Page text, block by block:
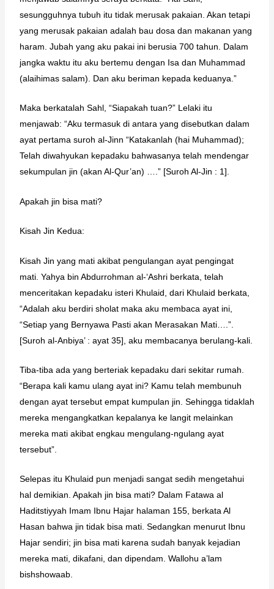
sesungguhnya tubuh itu tidak merusak pakaian. Akan tetapi
yang merusak pakaian adalah bau dosa dan makanan yang
haram. Jubah yang aku pakai ini berusia 700 tahun. Dalam
jangka waktu itu aku bertemu dengan Isa dan Muhammad
(alaihimas salam). Dan aku beriman kepada keduanya.”
Maka berkatalah Sahl, “Siapakah tuan?” Lelaki itu
menjawab: “Aku termasuk di antara yang disebutkan dalam
ayat pertama suroh al-Jinn “Katakanlah (hai Muhammad);
Telah diwahyukan kepadaku bahwasanya telah mendengar
sekumpulan jin (akan Al-Qur’an) ….” [Suroh Al-Jin : 1].
Apakah jin bisa mati?
Kisah Jin Kedua:
Kisah Jin yang mati akibat pengulangan ayat pengingat
mati. Yahya bin Abdurrohman al-‘Ashri berkata, telah
menceritakan kepadaku isteri Khulaid, dari Khulaid berkata,
“Adalah aku berdiri sholat maka aku membaca ayat ini,
“Setiap yang Bernyawa Pasti akan Merasakan Mati….”.
[Suroh al-Anbiya’ : ayat 35], aku membacanya berulang-kali.
Tiba-tiba ada yang berteriak kepadaku dari sekitar rumah.
“Berapa kali kamu ulang ayat ini? Kamu telah membunuh
dengan ayat tersebut empat kumpulan jin. Sehingga tidaklah
mereka mengangkatkan kepalanya ke langit melainkan
mereka mati akibat engkau mengulang-ngulang ayat
tersebut”.
Selepas itu Khulaid pun menjadi sangat sedih mengetahui
hal demikian. Apakah jin bisa mati? Dalam Fatawa al
Haditstiyyah Imam Ibnu Hajar halaman 155, berkata Al
Hasan bahwa jin tidak bisa mati. Sedangkan menurut Ibnu
Hajar sendiri; jin bisa mati karena sudah banyak kejadian
mereka mati, dikafani, dan dipendam. Wallohu a’lam
bishshowaab.